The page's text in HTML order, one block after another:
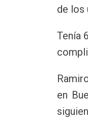
de los
Tenía
en